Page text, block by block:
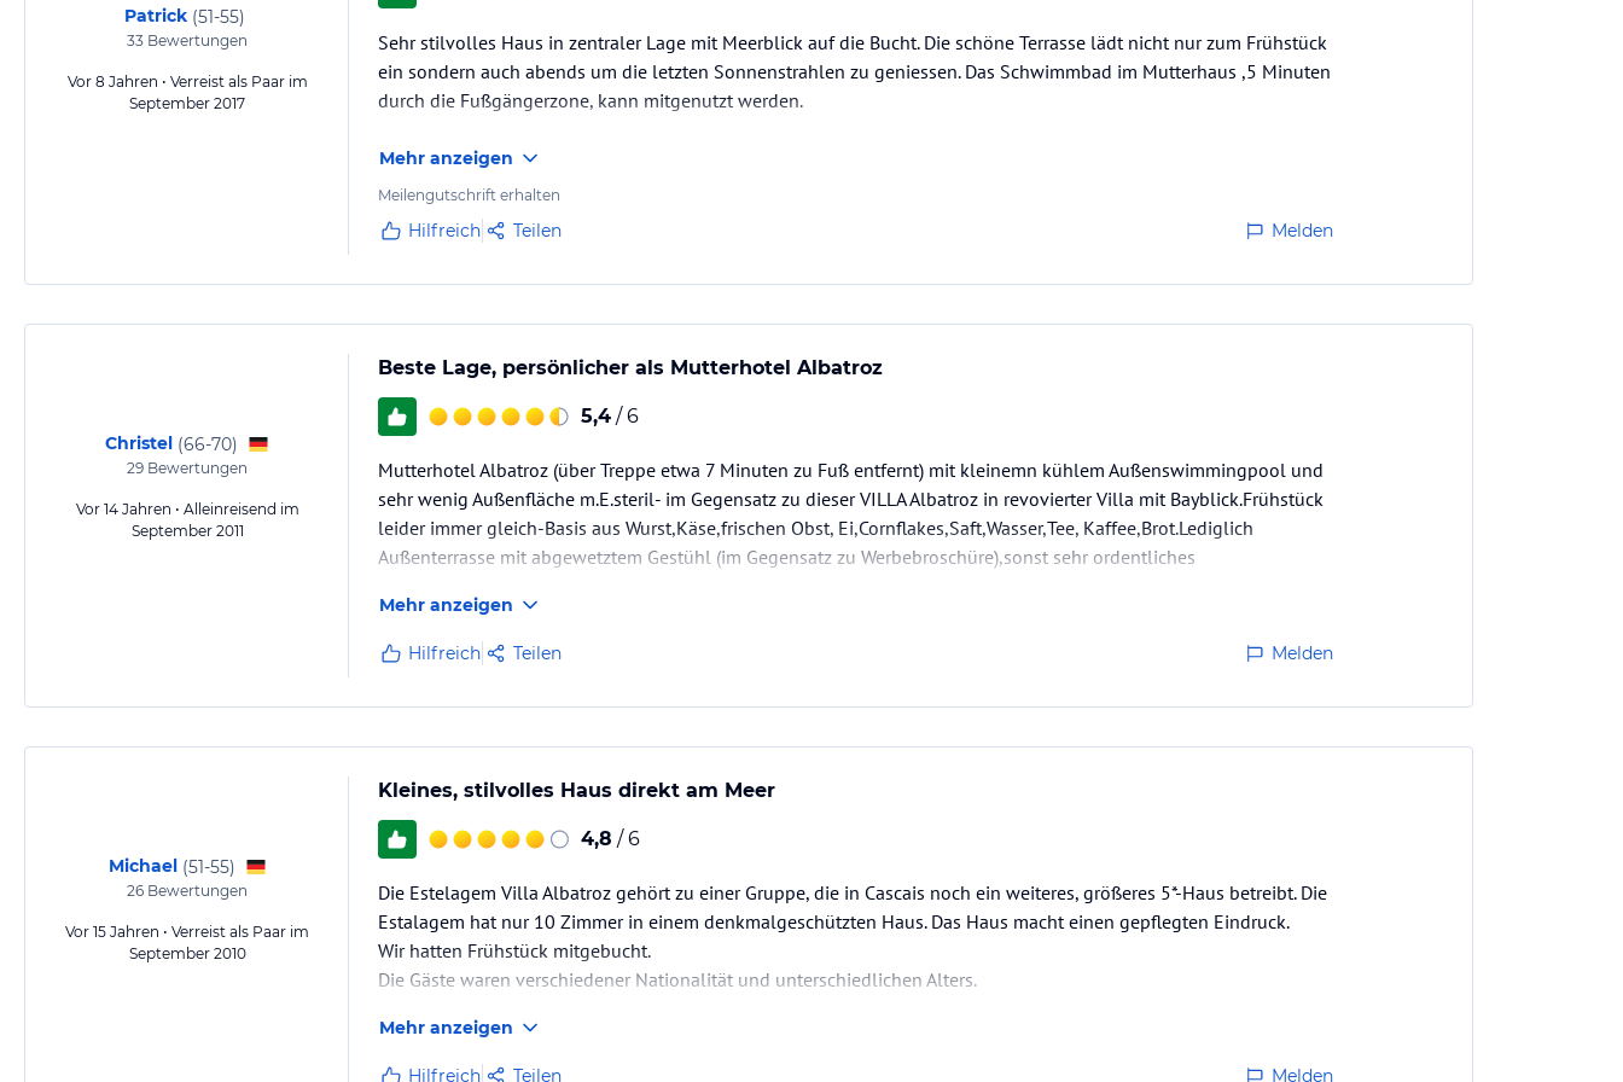
Patrick (51-55)
33 Bewertungen
Vor 8 Jahren • Verreist als Paar im
September 2017
Sehr stilvolles Haus in zentraler Lage mit Meerblick auf die Bucht. Die schöne Terrasse lädt nicht nur zum Frühstück
ein sondern auch abends um die letzten Sonnenstrahlen zu geniessen. Das Schwimmbad im Mutterhaus ,5 Minuten
durch die Fußgängerzone, kann mitgenutzt werden.
Mehr anzeigen
Meilengutschrift erhalten
Hilfreich Teilen Melden
Christel (66-70)
29 Bewertungen
Vor 14 Jahren • Alleinreisend im
September 2011
Beste Lage, persönlicher als Mutterhotel Albatroz
5,4 / 6
Mutterhotel Albatroz (über Treppe etwa 7 Minuten zu Fuß entfernt) mit kleinemn kühlem Außenswimmingpool und
sehr wenig Außenfläche m.E.steril- im Gegensatz zu dieser VILLA Albatroz in revovierter Villa mit Bayblick.Frühstück
leider immer gleich-Basis aus Wurst,Käse,frischen Obst, Ei,Cornflakes,Saft,Wasser,Tee, Kaffee,Brot.Lediglich
Außenterrasse mit abgewetztem Gestühl (im Gegensatz zu Werbebroschüre),sonst sehr ordentliches
Mehr anzeigen
Hilfreich Teilen Melden
Michael (51-55)
26 Bewertungen
Vor 15 Jahren • Verreist als Paar im
September 2010
Kleines, stilvolles Haus direkt am Meer
4,8 / 6
Die Estelagem Villa Albatroz gehört zu einer Gruppe, die in Cascais noch ein weiteres, größeres 5*-Haus betreibt. Die
Estalagem hat nur 10 Zimmer in einem denkmalgeschützten Haus. Das Haus macht einen gepflegten Eindruck.
Wir hatten Frühstück mitgebucht.
Die Gäste waren verschiedener Nationalität und unterschiedlichen Alters.
Die Handy-Erreichbarkeit ist normal. Das Preis-/Leistungsverhältnis liegt m.E. leicht überdurchschnittlich, war aber
für uns ok, weil wir uns alles in allem im Hotel sehr wohl gefühlt…
Mehr anzeigen
Hilfreich Teilen Melden